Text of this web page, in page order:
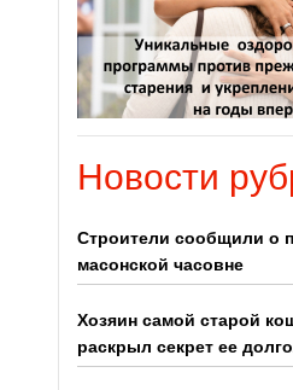
Новости
Строители сообщили о
масонской часовне
Хозяин самой старой
раскрыл секрет ее